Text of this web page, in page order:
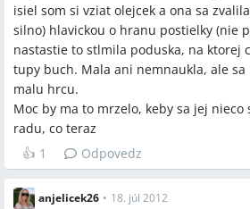
isiel som si vziat olejcek a ona sa
silno) hlavickou o hranu postielky (nie
nastastie to stlmila poduska, na ktorej
tupy buch. Mala ani nemnaukla, ale sa
malu hrcu.
Moc by ma to mrzelo, keby sa jej nieco
radu, co teraz
👍 1 Odpovedz
anjelicek26 • 18. júl 2012